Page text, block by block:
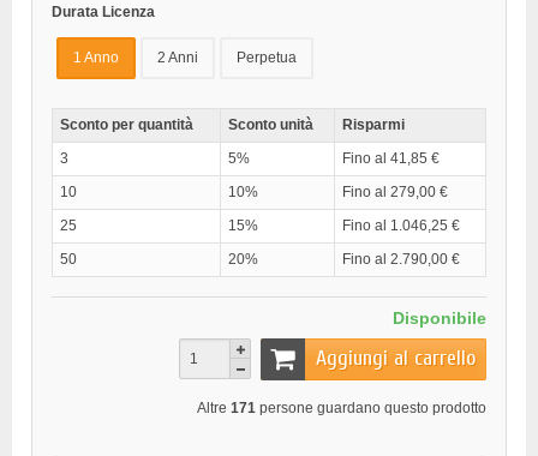
Durata Licenza
1 Anno 2 Anni Perpetua
Sconto per quantità Sconto unità
Risparmi
3
5%
Fino al 41,85 €
10
10%
Fino al 279,00 €
25
15%
Fino al 1.046,25 €
50
20% Fino al 2.790,00 €
Disponibile
Aggiungi al carrello
Altre 171 persone guardano questo prodotto